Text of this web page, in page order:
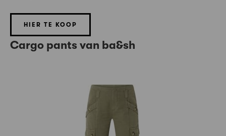
HIER TE KOOP
Cargo pants van ba&sh